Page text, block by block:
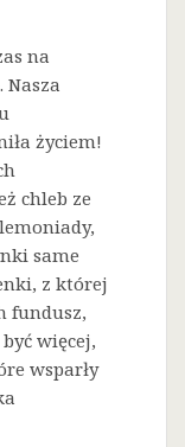
na
życiem!
chleb ze
same
z której
fundusz,
więcej,
wsparły